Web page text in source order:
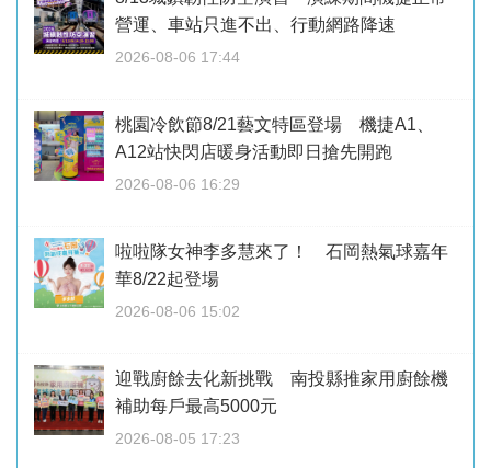
營運、車站只進不出、行動網路降速
2026-08-06 17:44
桃園冷飲節8/21藝文特區登場 機捷A1、
A12站快閃店暖身活動即日搶先開跑
2026-08-06 16:29
啦啦隊女神李多慧來了！ 石岡熱氣球嘉年
華8/22起登場
2026-08-06 15:02
迎戰廚餘去化新挑戰 南投縣推家用廚餘機
補助每戶最高5000元
2026-08-05 17:23